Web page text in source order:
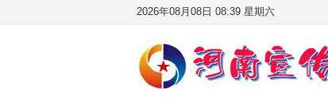
2026年08月08日 08:39 星期六